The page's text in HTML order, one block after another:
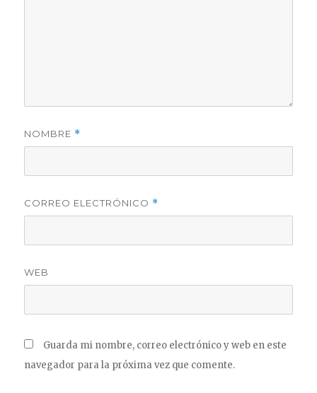
NOMBRE *
CORREO ELECTRÓNICO *
WEB
Guarda mi nombre, correo electrónico y web en este
navegador para la próxima vez que comente.